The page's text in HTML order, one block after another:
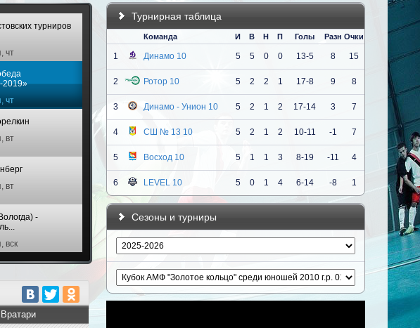
турниров
чт
2019»
чт
вт
вт
-
вск
-
«Юниора» и
Вратари
Турнирная таблица
Команда И В Н П Голы Разн Очки
1 Динамо 10 5 5 0 0 13-5 8 15
2 Ротор 10 5 2 2 1 17-8 9 8
3 Динамо - Унион 10 5 2 1 2 17-14 3 7
4 СШ № 13 10 5 2 1 2 10-11 -1 7
5 Восход 10 5 1 1 3 8-19 -11 4
6 LEVEL 10 5 0 1 4 6-14 -8 1
Сезоны и турниры